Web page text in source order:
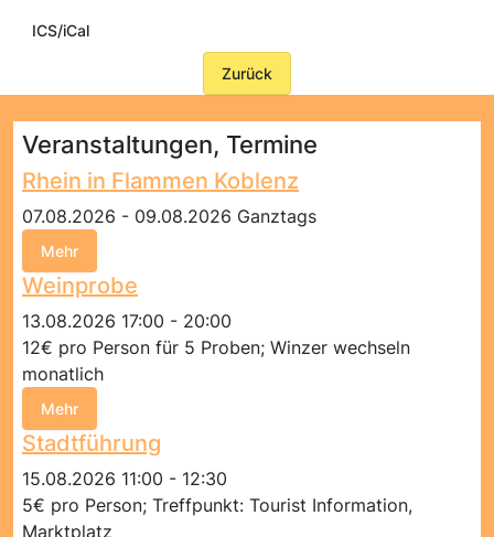
ICS/iCal
Zurück
Veranstaltungen, Termine
Rhein in Flammen Koblenz
07.08.2026 - 09.08.2026 Ganztags
Mehr
Weinprobe
13.08.2026 17:00 - 20:00
12€ pro Person für 5 Proben; Winzer wechseln
monatlich
Mehr
Stadtführung
15.08.2026 11:00 - 12:30
5€ pro Person; Treffpunkt: Tourist Information,
Marktplatz